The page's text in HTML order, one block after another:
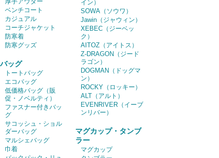
ベンチコート
カジュアル
コーチジャケット
防寒着
防寒グッズ
バッグ
トートバッグ
エコバッグ
低価格バッグ（販
促・ノベルティ）
ファスナー付きバッ
グ
サコッシュ・ショル
ダーバッグ
マルシェバッグ
巾着
イン）
SOWA（ソウワ）
Jawin（ジャウィン）
XEBEC（ジーベッ
ク）
AITOZ（アイトス）
Z-DRAGON（ジード
ラゴン）
DOGMAN（ドッグマ
ン）
ROCKY（ロッキー）
ALT（アルト）
EVENRIVER（イーブ
ンリバー）
マグカップ・タンブ
ラー
マグカップ